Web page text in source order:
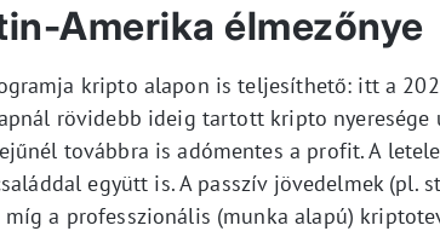
Amerika élmezőnye
kripto alapon is teljesíthető: itt a
rövidebb ideig tartott kripto
továbbra is adómentes a profit. A
együtt is. A passzív jövedelmek (pl.
a professzionális (munka alapú)